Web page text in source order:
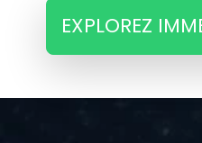
EXPLOREZ